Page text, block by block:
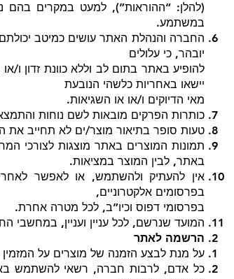
(להלן: “ההוראות”), למעט במקרים בהם
במשתמע.
החברה והנהלת האתר עושים כמיטב
יובהר, כי עלולים
להופיע באתר בתום לב וללא כוונת זדון
יישאו באחריות כלשהי הנובעת
מאי הדיוקים ו/או או השגיאות.
כותרות הפרקים מובאות לשם נוחות
טעות סופר בתיאור מוצר/ים לא תחייב את
תמונות המוצרים באתר מוצגות לצורכי
באתר, לבין המוצר במציאות.
אין להעתיק ולהשתמש, או לאפשר
בפרסומים אלקטרוניים,
בפרסומי דפוס וכיו”ב, לכל מטרה אחרת.
המועד שנרשם, לכל עניין ועניין, במחשבי
הרשמה לאתר
על מנת לבצע הזמנה של מוצרים על
כל אדם, לרבות חברה, רשאי להשתמש